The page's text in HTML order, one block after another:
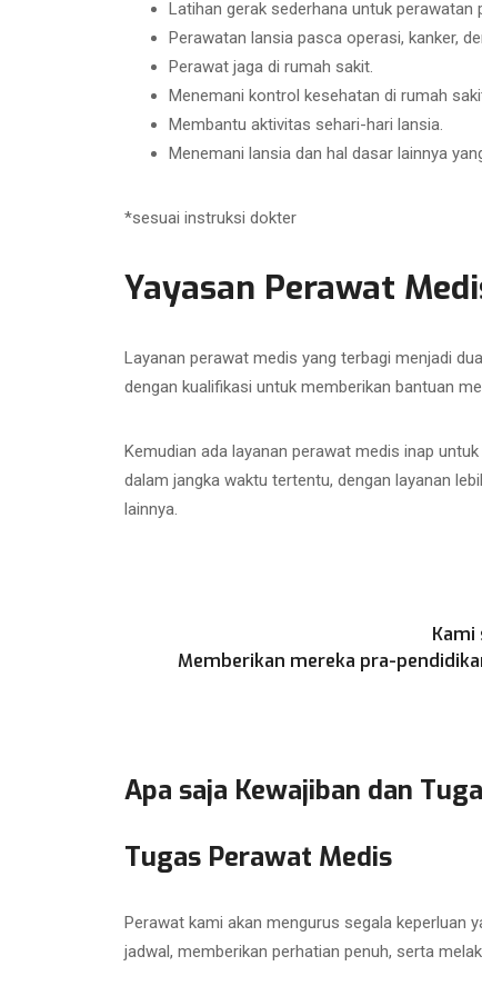
Latihan gerak sederhana untuk perawatan
Perawatan lansia pasca operasi, kanker,
Perawat jaga di rumah sakit.
Menemani kontrol kesehatan di rumah
Membantu aktivitas sehari-hari lansia.
Menemani lansia dan hal dasar lainnya
*sesuai instruksi dokter
Yayasan Perawat
Layanan perawat medis yang terbagi menjadi
dengan kualifikasi untuk memberikan bantuan
Kemudian ada layanan perawat medis inap
dalam jangka waktu tertentu, dengan layanan
lainnya.
Memberikan mereka pra-
Apa saja Kewajiban dan
Tugas Perawat Medis
Perawat kami akan mengurus segala keperluan
jadwal, memberikan perhatian penuh, serta